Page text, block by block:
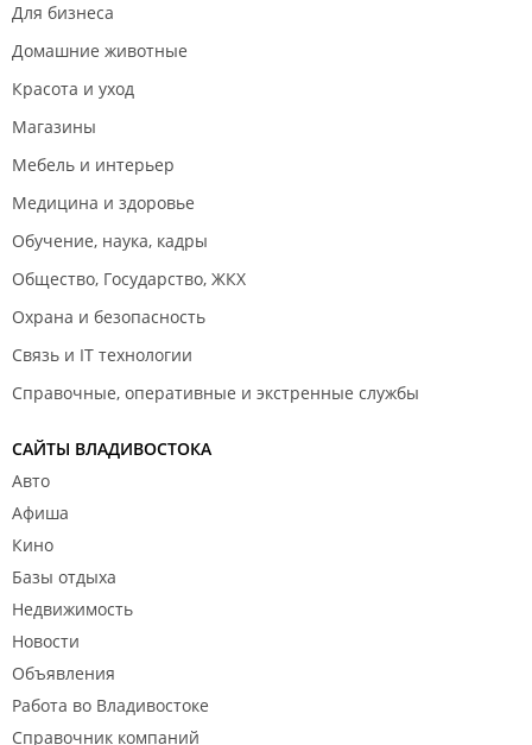
Для бизнеса
Домашние животные
Красота и уход
Магазины
Мебель и интерьер
Медицина и здоровье
Обучение, наука, кадры
Общество, Государство, ЖКХ
Охрана и безопасность
Связь и IT технологии
Справочные, оперативные и экстренные службы
САЙТЫ ВЛАДИВОСТОКА
Авто
Афиша
Кино
Базы отдыха
Недвижимость
Новости
Объявления
Работа во Владивостоке
Справочник компаний